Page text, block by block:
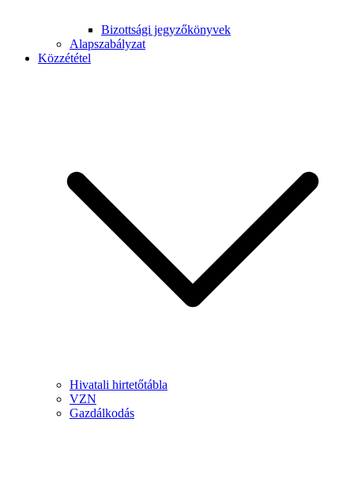
Bizottsági jegyzőkönyvek
Alapszabályzat
Közzététel
Hivatali hirtetőtábla
VZN
Gazdálkodás